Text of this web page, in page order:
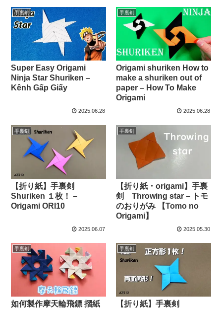
手裏剣
Super Easy Origami
Ninja Star Shuriken –
Kênh Gấp Giấy
2025.06.28
手裏剣
Origami shuriken How to
make a shuriken out of
paper – How To Make
Origami
2025.06.28
手裏剣
【折り紙】手裏剣
Shuriken １枚！ –
Origami ORI10
2025.06.07
手裏剣
【折り紙・origami】手裏
剣 Throwing star – トモ
のおりがみ 【Tomo no
Origami】
2025.05.30
手裏剣
如何製作摩天輪飛鏢 摺紙
手裏剣
【折り紙】手裏剣